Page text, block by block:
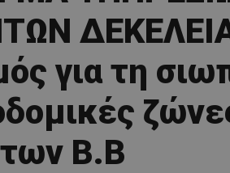
για τη
των Β.Β